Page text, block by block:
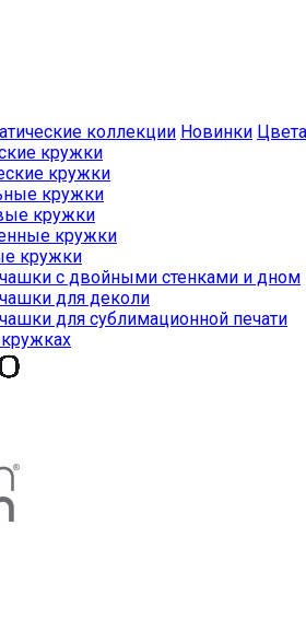
коллекции Новинки Цвета
кружки
кружки
кружки
кружки
кружки
кружки
с двойными стенками и дном
для деколи
для сублимационной печати